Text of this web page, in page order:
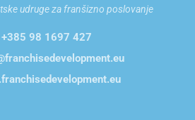
udruge za franšizno poslovanje
+385 98 1697 427